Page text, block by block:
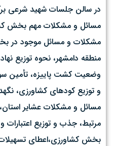
در سالن جلسات شهید شرعی
مسائل و مشکلات مهم بخش
مشکلات و مسائل موجود در
منطقه دامشهر، نحوه توزیع
وضعیت کشت پاییزه، تأمین
و توزیع کودهای کشاورزی،
مسائل و مشکلات عشایر
مرتبط، جذب و توزیع اعتبارات
بخش کشاورزی،اعطای